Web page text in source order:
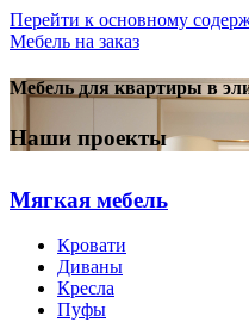
Перейти к основному
Мебель на заказ
Мебель для квартиры в
Наши проекты
Мягкая мебель
Кровати
Диваны
Кресла
Пуфы